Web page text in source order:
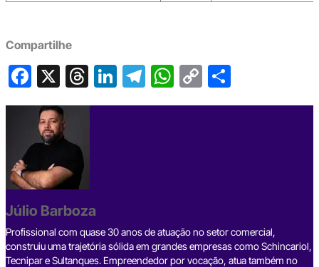
Compartilhe
F
a
c
e
b
o
o
k
X T
hr
s
Li
n
T
el
W
h
C
o
S
h
Júlio Barboza
Profissional com quase 30 anos de atuação no setor comercial,
construiu uma trajetória sólida em grandes empresas como Schincariol,
Tecnipar e Sultanques. Empreendedor por vocação, atua também no